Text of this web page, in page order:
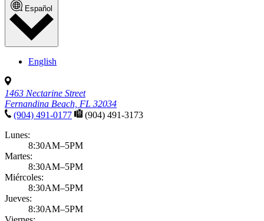
Español
English
1463 Nectarine Street
Fernandina Beach, FL 32034
(904) 491-0177
(904) 491-3173
Lunes:
8:30AM–5PM
Martes:
8:30AM–5PM
Miércoles:
8:30AM–5PM
Jueves:
8:30AM–5PM